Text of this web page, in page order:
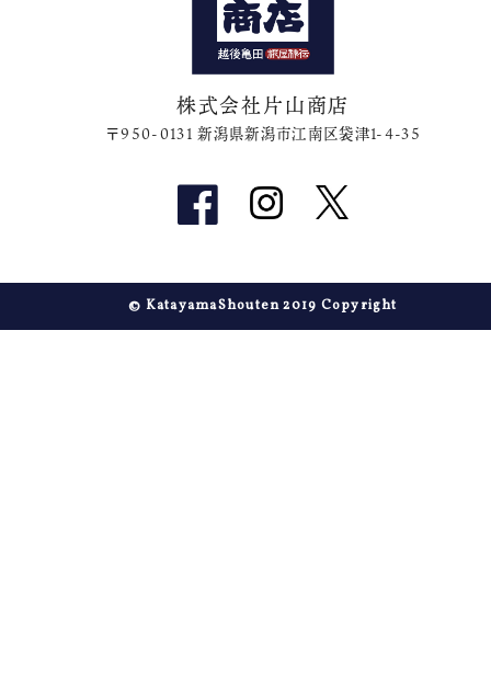
株式会社片山商店
〒950-0131 新潟県新潟市江南区袋津1-4-35
© KatayamaShouten 2019 Copyright